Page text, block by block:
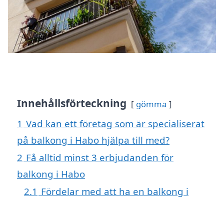
Innehållsförteckning gömma
1 Vad kan ett företag som är specialiserat
på balkong i Habo hjälpa till med?
2 Få alltid minst 3 erbjudanden för
balkong i Habo
2.1 Fördelar med att ha en balkong i